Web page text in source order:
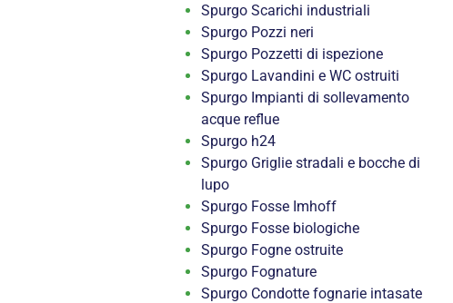
Spurgo Scarichi industriali
Spurgo Pozzi neri
Spurgo Pozzetti di ispezione
Spurgo Lavandini e WC ostruiti
Spurgo Impianti di sollevamento
acque reflue
Spurgo h24
Spurgo Griglie stradali e bocche di
lupo
Spurgo Fosse Imhoff
Spurgo Fosse biologiche
Spurgo Fogne ostruite
Spurgo Fognature
Spurgo Condotte fognarie intasate